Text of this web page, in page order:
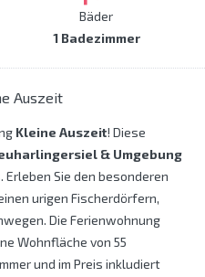
Bäder
1 Badezimmer
Auszeit
Kleine Auszeit! Diese
& Umgebung
Sie den besonderen
urigen Fischerdörfern,
Die Ferienwohnung
Wohnfläche von 55
und im Preis inkludiert